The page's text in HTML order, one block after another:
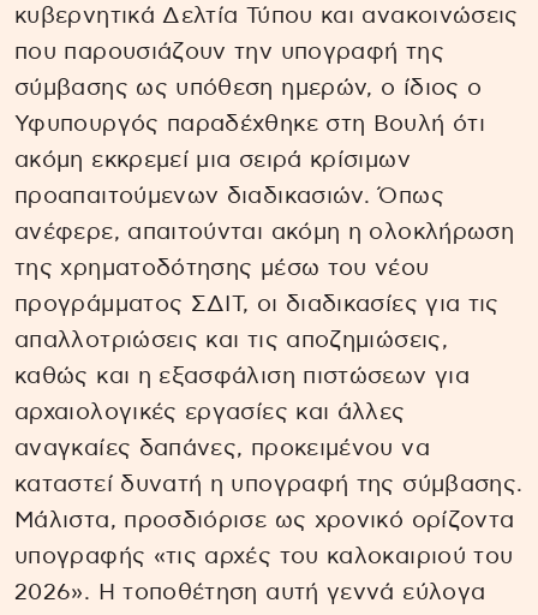
κυβερνητικά Δελτία Τύπου και ανακοινώσεις
που παρουσιάζουν την υπογραφή της
σύμβασης ως υπόθεση ημερών, ο ίδιος ο
Υφυπουργός παραδέχθηκε στη Βουλή ότι
ακόμη εκκρεμεί μια σειρά κρίσιμων
προαπαιτούμενων διαδικασιών. Όπως
ανέφερε, απαιτούνται ακόμη η ολοκλήρωση
της χρηματοδότησης μέσω του νέου
προγράμματος ΣΔΙΤ, οι διαδικασίες για τις
απαλλοτριώσεις και τις αποζημιώσεις,
καθώς και η εξασφάλιση πιστώσεων για
αρχαιολογικές εργασίες και άλλες
αναγκαίες δαπάνες, προκειμένου να
καταστεί δυνατή η υπογραφή της σύμβασης.
Μάλιστα, προσδιόρισε ως χρονικό ορίζοντα
υπογραφής «τις αρχές του καλοκαιριού του
2026». Η τοποθέτηση αυτή γεννά εύλογα